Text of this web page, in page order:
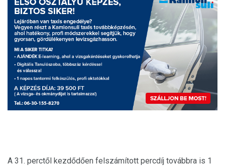
A 31. perctől kezdődően felszámított percdíj továbbra is 1